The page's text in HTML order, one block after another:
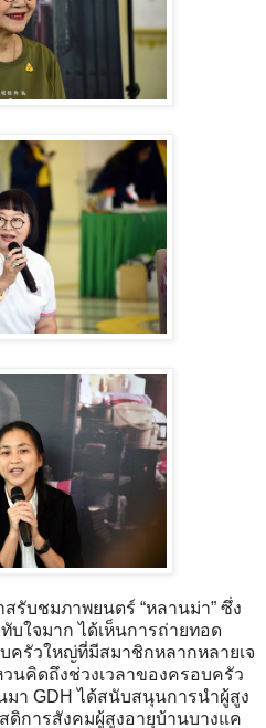
รับชมภาพยนตร์ “หลานม่า” ซึ่ง
บใจมาก ได้เห็นการถ่ายทอด
ครัวใหญ่ที่มีสมาชิกหลากหลายเจ
นคิดถึงช่วงเวลาของครอบครัว
มา GDH ได้สนับสนุนการนำผู้สูง
การสังคมผู้สูงอายุบ้านบางแค